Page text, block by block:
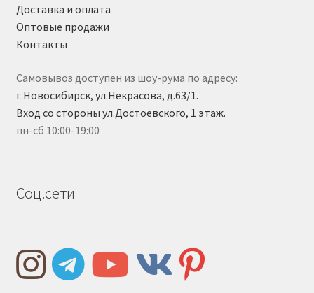
Доставка и оплата
Оптовые продажи
Контакты
Самовывоз доступен из шоу-рума по адресу:
г.Новосибирск, ул.Некрасова, д.63/1.
Вход со стороны ул.Достоевского, 1 этаж.
пн-сб 10:00-19:00
Соц.сети